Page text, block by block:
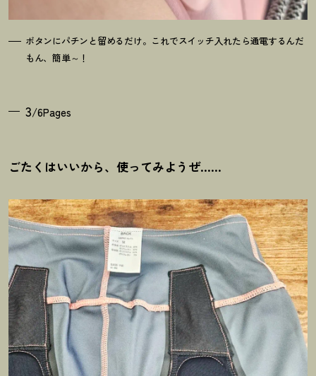
ボタンにパチンと留めるだけ。これでスイッチ入れたら通電するんだ
もん、簡単～ ！
3/6Pages
ごたくはいいから、使ってみようぜ……